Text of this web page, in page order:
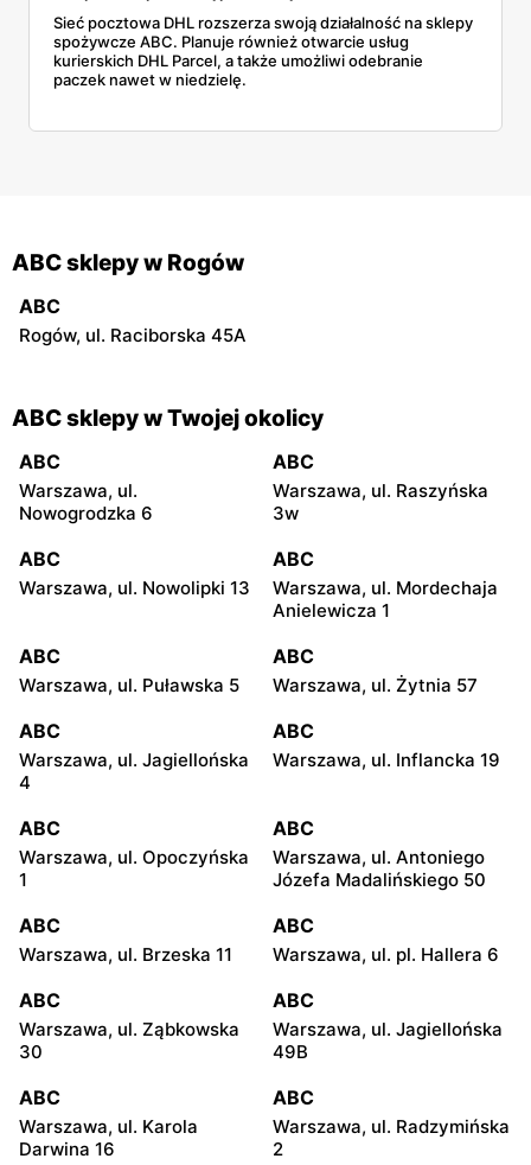
Sieć pocztowa DHL rozszerza swoją działalność na sklepy
spożywcze ABC. Planuje również otwarcie usług
kurierskich DHL Parcel, a także umożliwi odebranie
paczek nawet w niedzielę.
ABC sklepy w Rogów
ABC
Rogów, ul. Raciborska 45A
ABC sklepy w Twojej okolicy
ABC
Warszawa, ul.
Nowogrodzka 6
ABC
Warszawa, ul. Raszyńska
3w
ABC
Warszawa, ul. Nowolipki 13
ABC
Warszawa, ul. Mordechaja
Anielewicza 1
ABC
Warszawa, ul. Puławska 5
ABC
Warszawa, ul. Żytnia 57
ABC
Warszawa, ul. Jagiellońska
4
ABC
Warszawa, ul. Inflancka 19
ABC
Warszawa, ul. Opoczyńska
1
ABC
Warszawa, ul. Antoniego
Józefa Madalińskiego 50
ABC
Warszawa, ul. Brzeska 11
ABC
Warszawa, ul. pl. Hallera 6
ABC
Warszawa, ul. Ząbkowska
30
ABC
Warszawa, ul. Jagiellońska
49B
ABC
Warszawa, ul. Karola
Darwina 16
ABC
Warszawa, ul. Radzymińska
2